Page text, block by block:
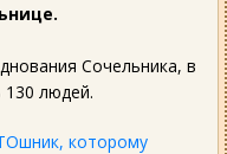
Сочельника, в
130 людей.
которому